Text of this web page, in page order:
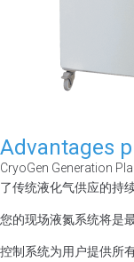
Advantages
CryoGen Generation
了传统液化气供应的持
您的现场液氮系统将是
控制系统为用户提供所